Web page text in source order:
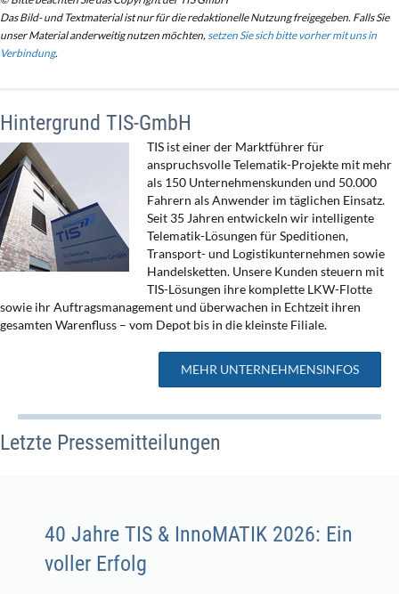
Das Bild- und Textmaterial ist nur für die redaktionelle Nutzung freigegeben. Falls Sie
unser Material anderweitig nutzen möchten,setzen Sie sich bitte vorher mit uns in
Verbindung.
Hintergrund TIS-GmbH
TIS ist einer der Marktführer für
anspruchsvolle Telematik-Projekte mit mehr
als 150 Unternehmenskunden und 50.000
Fahrern als Anwender im täglichen Einsatz.
Seit 35 Jahren entwickeln wir intelligente
Telematik-Lösungen für Speditionen,
Transport- und Logistikunternehmen sowie
Handelsketten. Unsere Kunden steuern mit
TIS-Lösungen ihre komplette LKW-Flotte
sowie ihr Auftragsmanagement und überwachen in Echtzeit ihren
gesamten Warenfluss – vom Depot bis in die kleinste Filiale.
MEHR UNTERNEHMENSINFOS
Letzte Pressemitteilungen
40 Jahre TIS & InnoMATIK 2026: Ein
voller Erfolg